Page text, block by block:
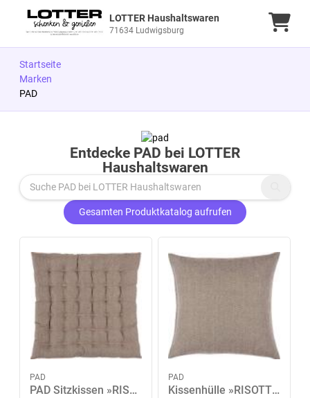
LOTTER Haushaltswaren
71634 Ludwigsburg
Startseite
Marken
PAD
Zu den Produkten springen
Entdecke PAD bei LOTTER
Haushaltswaren
Gesamten Produktkatalog aufrufen
PAD
PAD Sitzkissen »RISOTTO«, in unifarben
PAD
Kissenhülle »RISOTTO«, PAD (1 Stück), in unifarben